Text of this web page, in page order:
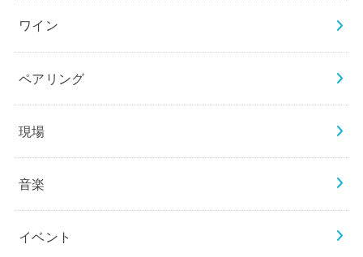
ワイン
ペアリング
現場
音楽
イベント